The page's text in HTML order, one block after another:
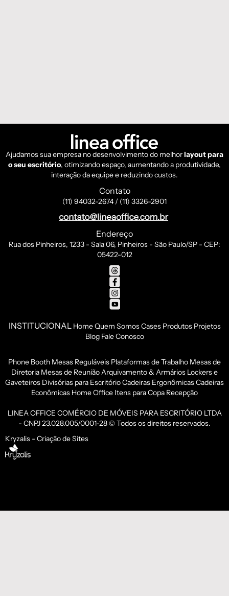
Ajudamos sua empresa no desenvolvimento do melhorlayout para
o seu escritório, otimizando espaço, aumentando a produtividade,
interação da equipe e reduzindo custos.
Contato
(11) 94032-2674 / (11) 3326-2901
Endereço
Rua dos Pinheiros, 1233 - Sala 06, Pinheiros - São Paulo/SP - CEP:
05422-012
INSTITUCIONAL HomeQuem SomosCases Produtos Projetos
Blog Fale Conosco
Phone Booth Mesas Reguláveis Plataformas de Trabalho Mesas de
Diretoria Mesas de ReuniãoArquivamento & Armários Lockers e
Gaveteiros Divisórias para EscritórioCadeiras ErgonômicasCadeiras
Econômicas Home Office Itens para Copa Recepção
LINEA OFFICE COMÉRCIO DE MÓVEIS PARA ESCRITÓRIO LTDA
- CNPJ 23.028.005/0001-28 © Todos os direitos reservados.
Kryzalis - Criação de Sites